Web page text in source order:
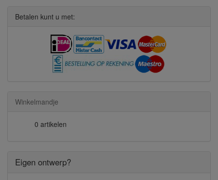
Betalen kunt u met:
Winkelmandje
0 artikelen
Eigen ontwerp?